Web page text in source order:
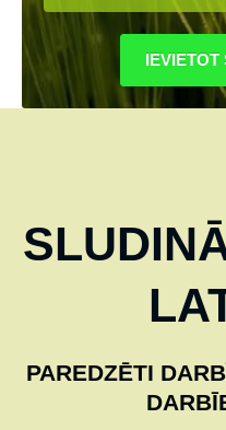
​IEVIETOT
PAREDZĒTI